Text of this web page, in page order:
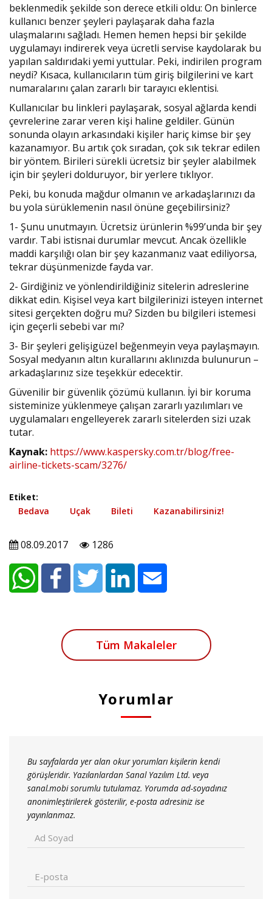
beklenmedik şekilde son derece etkili oldu: On binlerce
kullanıcı benzer şeyleri paylaşarak daha fazla
ulaşmalarını sağladı. Hemen hemen hepsi bir şekilde
uygulamayı indirerek veya ücretli servise kaydolarak bu
yapılan saldırıdaki yemi yuttular. Peki, indirilen program
neydi? Kısaca, kullanıcıların tüm giriş bilgilerini ve kart
numaralarını çalan zararlı bir tarayıcı eklentisi.
Kullanıcılar bu linkleri paylaşarak, sosyal ağlarda kendi
çevrelerine zarar veren kişi haline geldiler. Günün
sonunda olayın arkasındaki kişiler hariç kimse bir şey
kazanamıyor. Bu artık çok sıradan, çok sık tekrar edilen
bir yöntem. Birileri sürekli ücretsiz bir şeyler alabilmek
için bir şeyleri dolduruyor, bir yerlere tıklıyor.
Peki, bu konuda mağdur olmanın ve arkadaşlarınızı da
bu yola sürüklemenin nasıl önüne geçebilirsiniz?
1- Şunu unutmayın. Ücretsiz ürünlerin %99’unda bir şey
vardır. Tabi istisnai durumlar mevcut. Ancak özellikle
maddi karşılığı olan bir şey kazanmanız vaat ediliyorsa,
tekrar düşünmenizde fayda var.
2- Girdiğiniz ve yönlendirildiğiniz sitelerin adreslerine
dikkat edin. Kişisel veya kart bilgilerinizi isteyen internet
sitesi gerçekten doğru mu? Sizden bu bilgileri istemesi
için geçerli sebebi var mı?
3- Bir şeyleri gelişigüzel beğenmeyin veya paylaşmayın.
Sosyal medyanın altın kurallarını aklınızda bulunurun –
arkadaşlarınız size teşekkür edecektir.
Güvenilir bir güvenlik çözümü kullanın. İyi bir koruma
sisteminize yüklenmeye çalışan zararlı yazılımları ve
uygulamaları engelleyerek zararlı sitelerden sizi uzak
tutar.
Kaynak: https://www.kaspersky.com.tr/blog/free-
airline-tickets-scam/3276/
Etiket:
Bedava
Uçak Bileti Kazanabilirsiniz!
08.09.2017 1286
Tüm Makaleler
Yorumlar
Bu sayfalarda yer alan okur yorumları kişilerin kendi
görüşleridir. Yazılanlardan Sanal Yazılım Ltd. veya
sanal.mobi sorumlu tutulamaz. Yorumda ad-soyadınız
anonimleştirilerek gösterilir, e-posta adresiniz ise
yayınlanmaz.